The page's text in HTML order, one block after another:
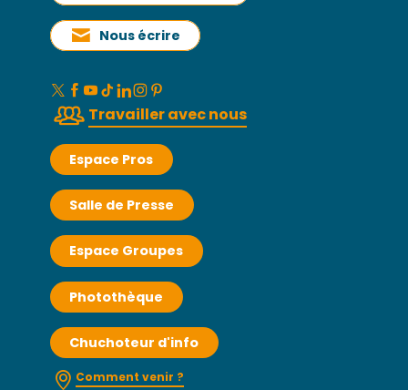
Nous écrire
Travailler avec nous
Espace Pros
Salle de Presse
Espace Groupes
Photothèque
Chuchoteur d'info
Comment venir ?